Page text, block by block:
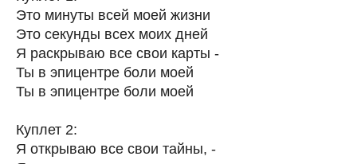
Это минуты всей моей жизни
Это секунды всех моих дней
Я раскрываю все свои карты -
Ты в эпицентре боли моей
Ты в эпицентре боли моей
Куплет 2:
Я открываю все свои тайны, -